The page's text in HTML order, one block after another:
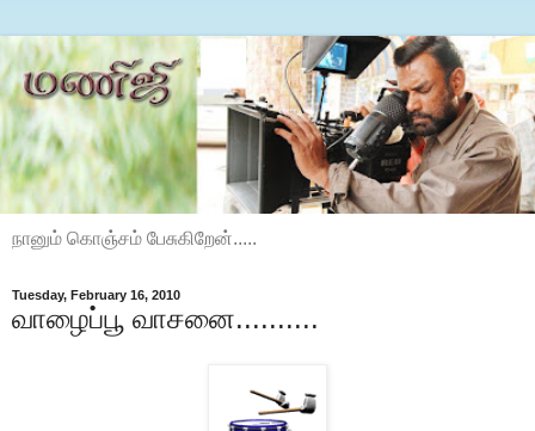
நானும் கொஞ்சம் பேசுகிறேன்.....
Tuesday, February 16, 2010
வாழைப்பூ வாசனை..........